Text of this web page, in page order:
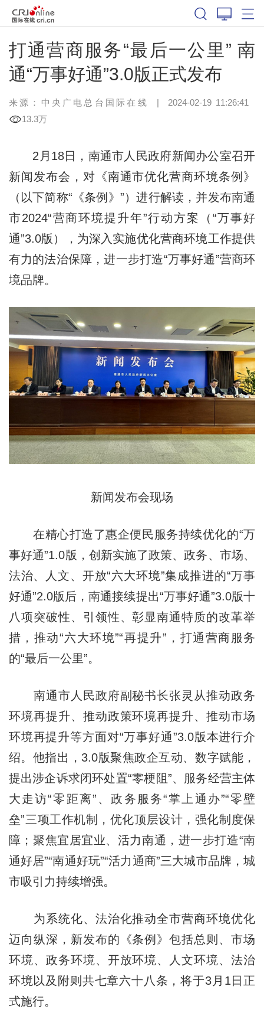
打通营商服务“最后一公里” 南
通“万事好通”3.0版正式发布
来源：中央广电总台国际在线 | 2024-02-19 11:26:41
13.3万
2月18日，南通市人民政府新闻办公室召开
新闻发布会，对《南通市优化营商环境条例》
（以下简称“《条例》”）进行解读，并发布南通
市2024“营商环境提升年”行动方案（“万事好
通”3.0版），为深入实施优化营商环境工作提供
有力的法治保障，进一步打造“万事好通”营商环
境品牌。
新闻发布会现场
在精心打造了惠企便民服务持续优化的“万
事好通”1.0版，创新实施了政策、政务、市场、
法治、人文、开放“六大环境”集成推进的“万事
好通”2.0版后，南通接续提出“万事好通”3.0版十
八项突破性、引领性、彰显南通特质的改革举
措，推动“六大环境”“再提升”，打通营商服务
的“最后一公里”。
南通市人民政府副秘书长张灵从推动政务
环境再提升、推动政策环境再提升、推动市场
环境再提升等方面对“万事好通”3.0版本进行介
绍。他指出，3.0版聚焦政企互动、数字赋能，
提出涉企诉求闭环处置“零梗阻”、服务经营主体
大走访“零距离”、政务服务“掌上通办”“零壁
垒”三项工作机制，优化顶层设计，强化制度保
障；聚焦宜居宜业、活力南通，进一步打造“南
通好居”“南通好玩”“活力通商”三大城市品牌，城
市吸引力持续增强。
为系统化、法治化推动全市营商环境优化
迈向纵深，新发布的《条例》包括总则、市场
环境、政务环境、开放环境、人文环境、法治
环境以及附则共七章六十八条，将于3月1日正
式施行。